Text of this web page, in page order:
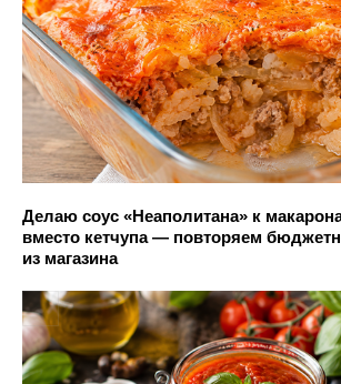
Делаю соус «Неаполитана» к
вместо кетчупа — повторяем
из магазина